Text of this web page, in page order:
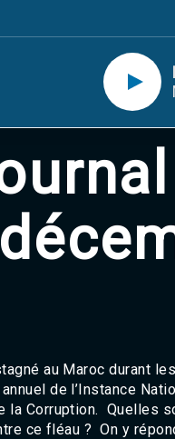
au Maroc durant
de l’Instance
la Corruption. Quelles
ce fléau ? On y